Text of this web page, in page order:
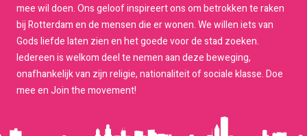
mee wil doen. Ons geloof inspireert ons om betrokken te raken
bij Rotterdam en de mensen die er wonen. We willen iets van
Gods liefde laten zien en het goede voor de stad zoeken.
Iedereen is welkom deel te nemen aan deze beweging,
onafhankelijk van zijn religie, nationaliteit of sociale klasse. Doe
mee en Join the movement!